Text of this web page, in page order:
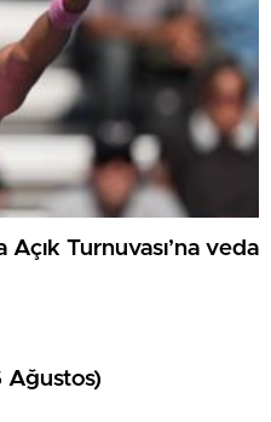
Turnuvası’na veda
Ağustos)